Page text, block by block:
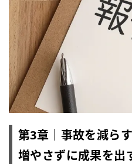
第3章｜事故を減ら
増やさずに成果を出